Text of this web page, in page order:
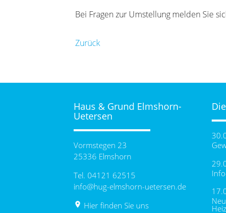
Bei Fragen zur Umstellung melden Sie
Zurück
Haus & Grund Elmshorn-
Uetersen
Vormstegen 23
25336 Elmshorn
Tel. 04121 62515
info@hug-elmshorn-uetersen.de
place Hier finden Sie uns